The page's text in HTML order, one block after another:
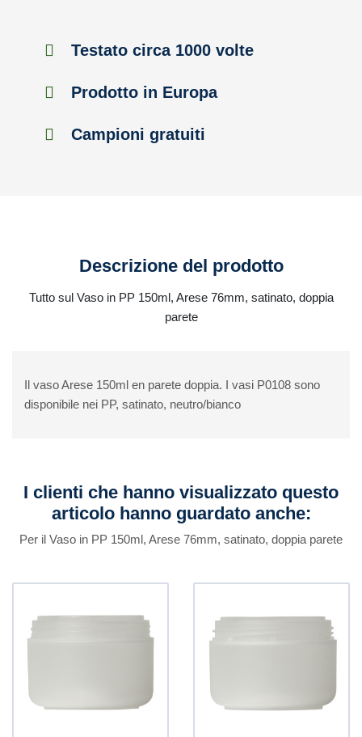
Testato circa 1000 volte
Prodotto in Europa
Campioni gratuiti
Descrizione del prodotto
Tutto sul Vaso in PP 150ml, Arese 76mm, satinato, doppia
parete
Il vaso Arese 150ml en parete doppia. I vasi P0108 sono
disponibile nei PP, satinato, neutro/bianco
I clienti che hanno visualizzato questo
articolo hanno guardato anche:
Per il Vaso in PP 150ml, Arese 76mm, satinato, doppia parete